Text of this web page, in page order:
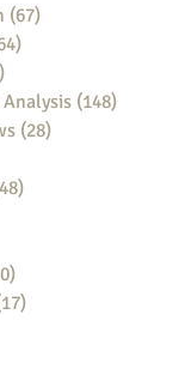
(67)
(148)
(28)